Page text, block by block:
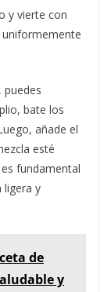
y vierte con
puedes
bate los
añade el
esté
fundamental
ligera y
de
y